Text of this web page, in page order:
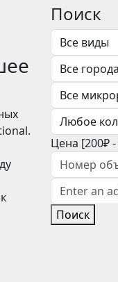
Поиск
Цена [200₽-
Поиск